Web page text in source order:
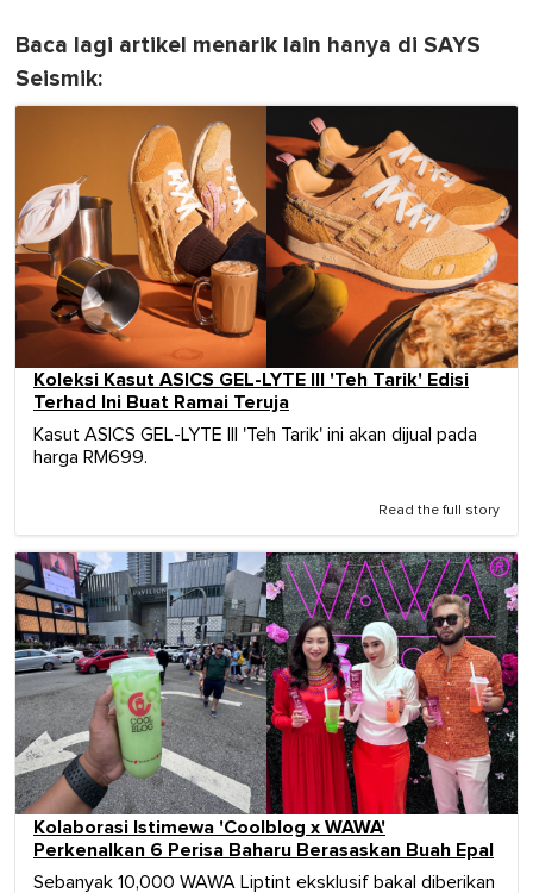
Baca lagi artikel menarik lain hanya di SAYS
Seismik:
Koleksi Kasut ASICS GEL-LYTE III 'Teh Tarik' Edisi
Terhad Ini Buat Ramai Teruja
Kasut ASICS GEL-LYTE III 'Teh Tarik' ini akan dijual pada
harga RM699.
Read the full story
Kolaborasi Istimewa 'Coolblog x WAWA'
Perkenalkan 6 Perisa Baharu Berasaskan Buah Epal
Sebanyak 10,000 WAWA Liptint eksklusif bakal diberikan